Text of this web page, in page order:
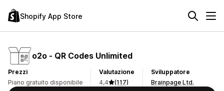
Shopify App Store
o2o ‑ QR Codes Unlimited
Prezzi
Piano gratuito disponibile
Valutazione
4,4
(117)
Sviluppatore
Brainpage Ltd.